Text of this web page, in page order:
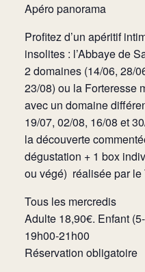
Apéro panorama
Profitez d’un apéritif
insolites : l’Abbaye de
2 domaines (14/06, 28/
23/08) ou la Forteresse
avec un domaine
19/07, 02/08, 16/08 et
la découverte
dégustation + 1 box
ou végé) réalisée par
Tous les mercredis
Adulte 18,90€. Enfant
19h00-21h00
Réservation obligatoire